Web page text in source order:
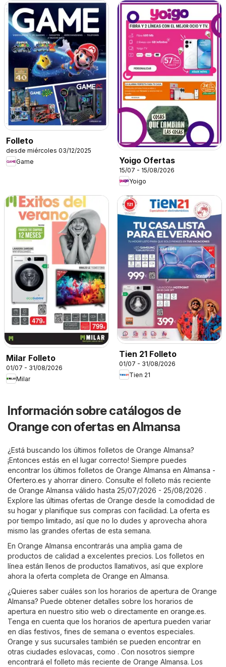
Folleto
desde miércoles 03/12/2025
Game
Yoigo Ofertas
15/07 - 15/08/2026
Yoigo
Milar Folleto
01/07 - 31/08/2026
Milar
Tien 21 Folleto
01/07 - 31/08/2026
Tien 21
Información sobre catálogos de
Orange con ofertas en Almansa
¿Está buscando los últimos folletos de Orange Almansa?
¡Entonces estás en el lugar correcto! Siempre puedes
encontrar los últimos folletos de Orange Almansa en Almansa -
Ofertero.es y ahorrar dinero. Consulte el folleto más reciente
de Orange Almansa válido hasta 25/07/2026 - 25/08/2026 .
Explore las últimas ofertas de Orange desde la comodidad de
su hogar y planifique sus compras con facilidad. La oferta es
por tiempo limitado, así que no lo dudes y aprovecha ahora
mismo las grandes ofertas de esta semana.
En Orange Almansa encontrarás una amplia gama de
productos de calidad a excelentes precios. Los folletos en
línea están llenos de productos llamativos, así que explore
ahora la oferta completa de Orange en Almansa.
¿Quieres saber cuáles son los horarios de apertura de Orange
Almansa? Puede obtener detalles sobre los horarios de
apertura en nuestro sitio web o directamente en orange.es.
Tenga en cuenta que los horarios de apertura pueden variar
en días festivos, fines de semana o eventos especiales.
Orange y sus sucursales también se pueden encontrar en
otras ciudades eslovacas, como . Con nosotros siempre
encontrará el folleto más reciente de Orange Almansa. Los